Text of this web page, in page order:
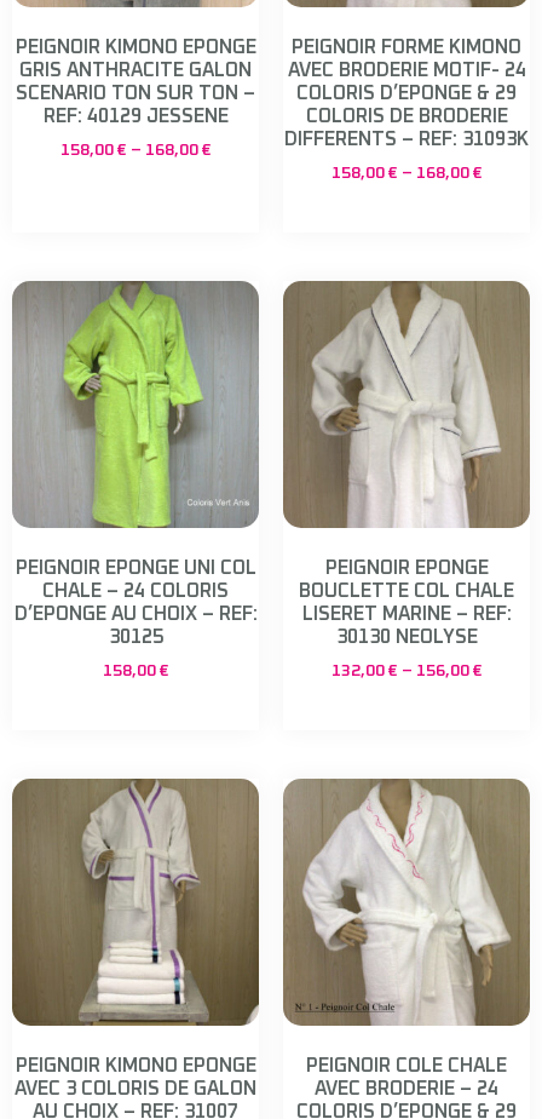
PEIGNOIR KIMONO EPONGE
GRIS ANTHRACITE GALON
SCENARIO TON SUR TON –
REF: 40129 JESSENE
158,00 € – 168,00 €
PEIGNOIR FORME KIMONO
AVEC BRODERIE MOTIF- 24
COLORIS D’EPONGE & 29
COLORIS DE BRODERIE
DIFFERENTS – REF: 31093K
158,00 € – 168,00 €
PEIGNOIR EPONGE UNI COL
CHALE – 24 COLORIS
D’EPONGE AU CHOIX – REF:
30125
158,00 €
PEIGNOIR EPONGE
BOUCLETTE COL CHALE
LISERET MARINE – REF:
30130 NEOLYSE
132,00 € – 156,00 €
PEIGNOIR KIMONO EPONGE
AVEC 3 COLORIS DE GALON
AU CHOIX – REF: 31007
PEIGNOIR COLE CHALE
AVEC BRODERIE – 24
COLORIS D’EPONGE & 29